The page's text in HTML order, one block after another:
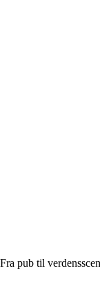
Fra pub til